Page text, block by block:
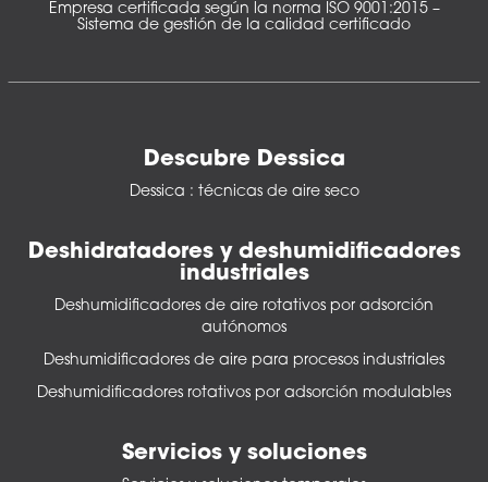
Empresa certificada según la norma ISO 9001:2015 –
Sistema de gestión de la calidad certificado
Descubre Dessica
Dessica : técnicas de aire seco
Deshidratadores y deshumidificadores
industriales
Deshumidificadores de aire rotativos por adsorción
autónomos
Deshumidificadores de aire para procesos industriales
Deshumidificadores rotativos por adsorción modulables
Servicios y soluciones